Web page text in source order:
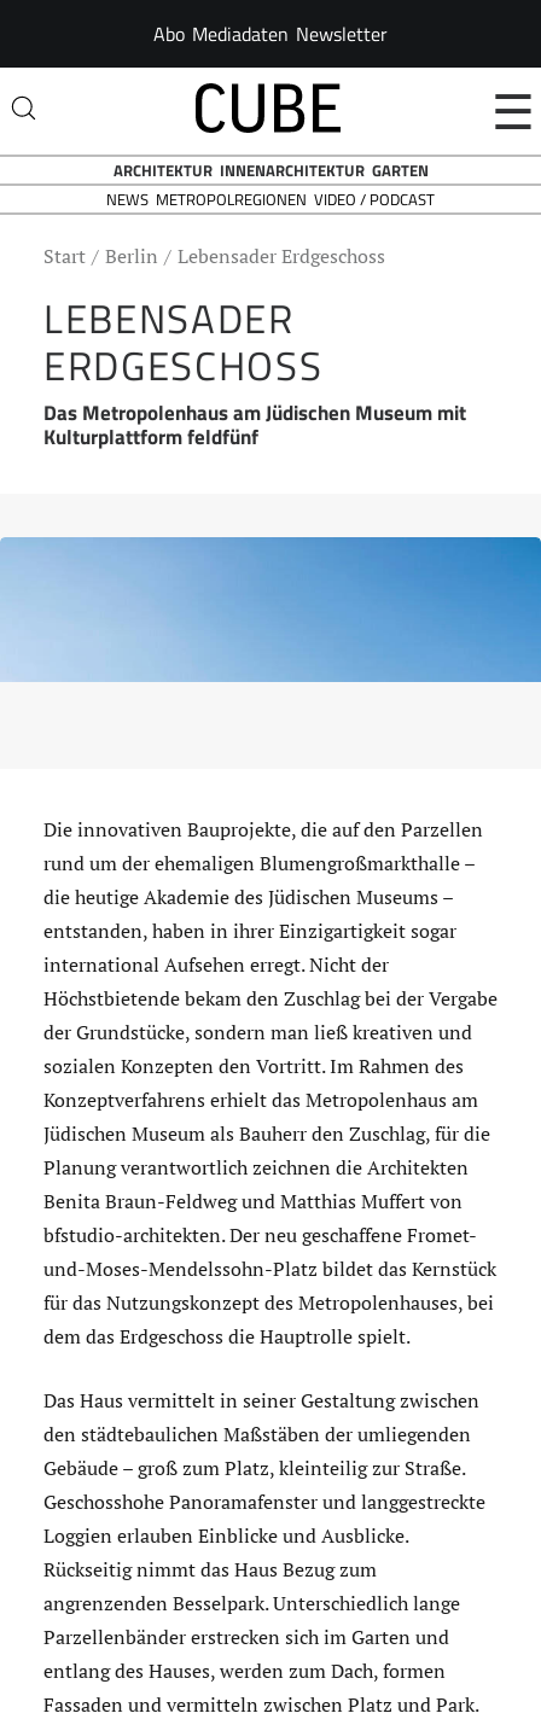
Abo Mediadaten Newsletter
☰
ARCHITEKTUR INNENARCHITEKTUR GARTEN
NEWS METROPOLREGIONEN VIDEO / PODCAST
Start Berlin Lebensader Erdgeschoss
LEBENSADER
ERDGESCHOSS
Das Metropolenhaus am Jüdischen Museum mit
Kulturplattform feldfünf
Die innovativen Bauprojekte, die auf den Parzellen
rund um der ehemaligen Blumengroßmarkthalle –
die heutige Akademie des Jüdischen Museums –
entstanden, haben in ihrer Einzigartigkeit sogar
international Aufsehen erregt. Nicht der
Höchstbietende bekam den Zuschlag bei der Vergabe
der Grundstücke, sondern man ließ kreativen und
sozialen Konzepten den Vortritt. Im Rahmen des
Konzeptverfahrens erhielt das Metropolenhaus am
Jüdischen Museum als Bauherr den Zuschlag, für die
Planung verantwortlich zeichnen die Architekten
Benita Braun-Feldweg und Matthias Muffert von
bfstudio-architekten. Der neu geschaffene Fromet-
und-Moses-Mendelssohn-Platz bildet das Kernstück
für das Nutzungskonzept des Metropolenhauses, bei
dem das Erdgeschoss die Hauptrolle spielt.
Das Haus vermittelt in seiner Gestaltung zwischen
den städtebaulichen Maßstäben der umliegenden
Gebäude – groß zum Platz, kleinteilig zur Straße.
Geschosshohe Panoramafenster und langgestreckte
Loggien erlauben Einblicke und Ausblicke.
Rückseitig nimmt das Haus Bezug zum
angrenzenden Besselpark. Unterschiedlich lange
Parzellenbänder erstrecken sich im Garten und
entlang des Hauses, werden zum Dach, formen
Fassaden und vermitteln zwischen Platz und Park.